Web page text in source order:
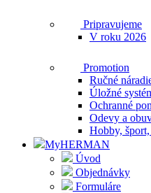
Pripravujeme
V roku 2026
Promotion
Ručné
Úložné
Ochranné
Odevy a
Hobby, šport,
MyHERMAN
Úvod
Objednávky
Formuláre